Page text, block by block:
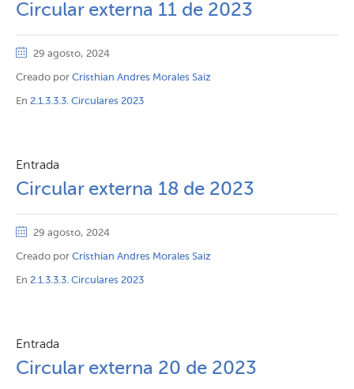
Circular externa 11 de 2023
29 agosto, 2024
Creado por Cristhian Andres Morales Saiz
En 2.1.3.3.3. Circulares 2023
Entrada
Circular externa 18 de 2023
29 agosto, 2024
Creado por Cristhian Andres Morales Saiz
En 2.1.3.3.3. Circulares 2023
Entrada
Circular externa 20 de 2023